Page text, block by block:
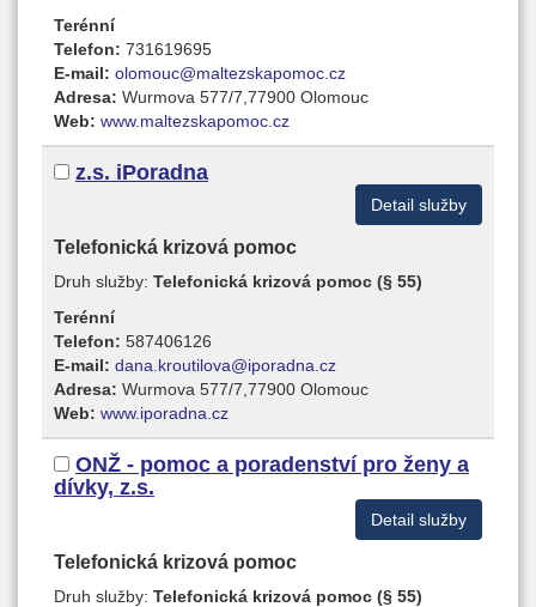
Terénní
Telefon: 731619695
E-mail: olomouc@maltezskapomoc.cz
Adresa: Wurmova 577/7,77900 Olomouc
Web: www.maltezskapomoc.cz
z.s. iPoradna
Detail služby
Telefonická krizová pomoc
Druh služby: Telefonická krizová pomoc (§ 55)
Terénní
Telefon: 587406126
E-mail: dana.kroutilova@iporadna.cz
Adresa: Wurmova 577/7,77900 Olomouc
Web: www.iporadna.cz
ONŽ - pomoc a poradenství pro ženy a
dívky, z.s.
Detail služby
Telefonická krizová pomoc
Druh služby: Telefonická krizová pomoc (§ 55)